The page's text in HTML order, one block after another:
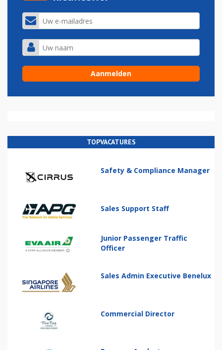
TOPVACATURES
Safety & Compliance Manager
Sales Support Staff
Junior Passenger Traffic
Officer
Sales Admin Executive Benelux
Commercial Director